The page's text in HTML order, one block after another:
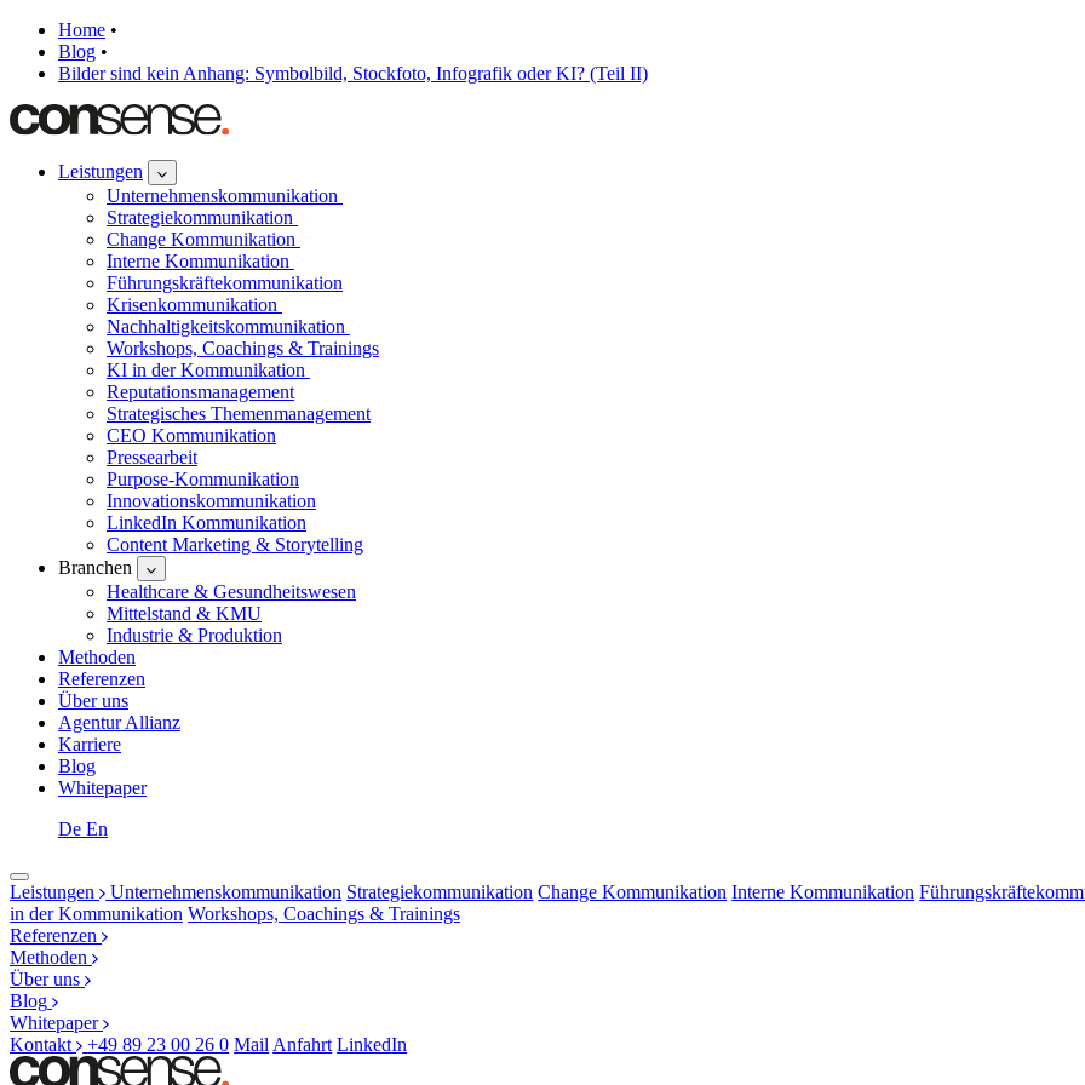
Home •
Blog •
Bilder sind kein Anhang: Symbolbild, Stockfoto, Infografik oder KI? (Teil II)
Leistungen
Unternehmenskommunikation
Strategiekommunikation
Change Kommunikation
Interne Kommunikation
Führungskräftekommunikation
Krisenkommunikation
Nachhaltigkeitskommunikation
Workshops, Coachings & Trainings
KI in der Kommunikation
Reputationsmanagement
Strategisches Themenmanagement
CEO Kommunikation
Pressearbeit
Purpose-Kommunikation
Innovationskommunikation
LinkedIn Kommunikation
Content Marketing & Storytelling
Branchen
Healthcare & Gesundheitswesen
Mittelstand & KMU
Industrie & Produktion
Methoden
Referenzen
Über uns
Agentur Allianz
Karriere
Blog
Whitepaper
De En
Leistungen Unternehmenskommunikation Strategiekommunikation Change Kommunikation Interne Kommunikation
in der Kommunikation Workshops, Coachings & Trainings
Referenzen
Methoden
Über uns
Blog
Whitepaper
Kontakt
+49 89 23 00 26 0 MailAnfahrt LinkedIn